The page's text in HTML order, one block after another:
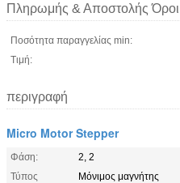
Πληρωμής & Αποστολής Όροι
Ποσότητα παραγγελίας min:
Τιμή:
περιγραφή
Micro Motor Stepper
Φάση:
2, 2
Τύπος
Μόνιμος μαγνήτης